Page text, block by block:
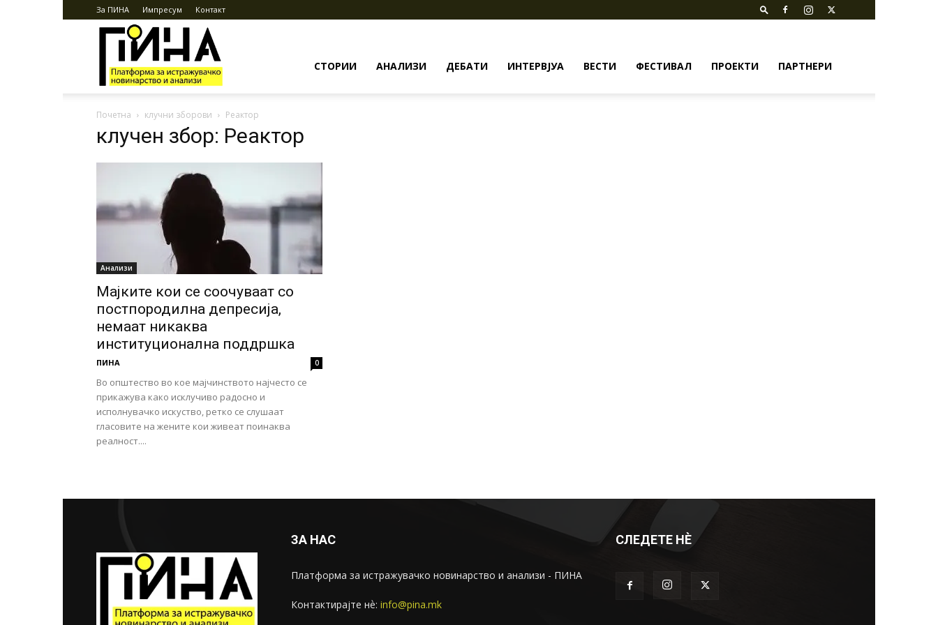
За ПИНА Импресум Контакт
СТОРИИ АНАЛИЗИ ДЕБАТИ ИНТЕРВЈУА ВЕСТИ ФЕСТИВАЛ ПРОЕКТИ ПАРТНЕРИ
Почетна клучни зборови Реактор
клучен збор: Реактор
Анализи
Мајките кои се соочуваат со
постпородилна депресија,
немаат никаква
институционална поддршка
ПИНА 0
Во општество во кое мајчинството најчесто се
прикажува како исклучиво радосно и
исполнувачко искуство, ретко се слушаат
гласовите на жените кои живеат поинаква
реалност....
ЗА НАС
Платформа за истражувачко новинарство и анализи - ПИНА
Контактирајте нѐ: info@pina.mk
СЛЕДЕТЕ НЀ